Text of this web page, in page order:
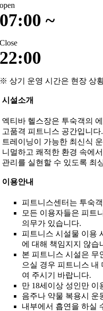
open
07:00 ~
Close
22:00
※ 상기 운영 시간은 현장 상
시설소개
엑티바 헬스장은 투숙객의
고품격 피트니스 공간입니
트레이닝이 가능한 최신식
니멀하고 쾌적한 환경 속에
관리를 실현할 수 있도록 최
이용안내
피트니스센터는 투숙
모든 이용자들은 피트
의무가 있습니다.
피트니스 시설물 이용
에 대해 책임지지 않습
본 피트니스 시설은 무
으실 경우 피트니스 내
여 주시기 바랍니다.
만 18세이상 성인만 이
음주나 약물 복용시 운
내부에서 흡연을 하실